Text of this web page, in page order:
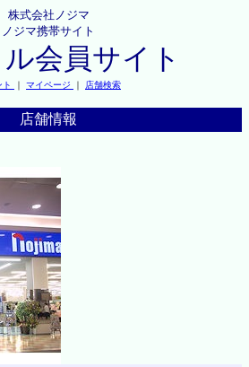
株式会社ノジマ
ノジマ携帯サイト
会員サイト
ト ｜ マイページ ｜ 店舗検索
店舗情報